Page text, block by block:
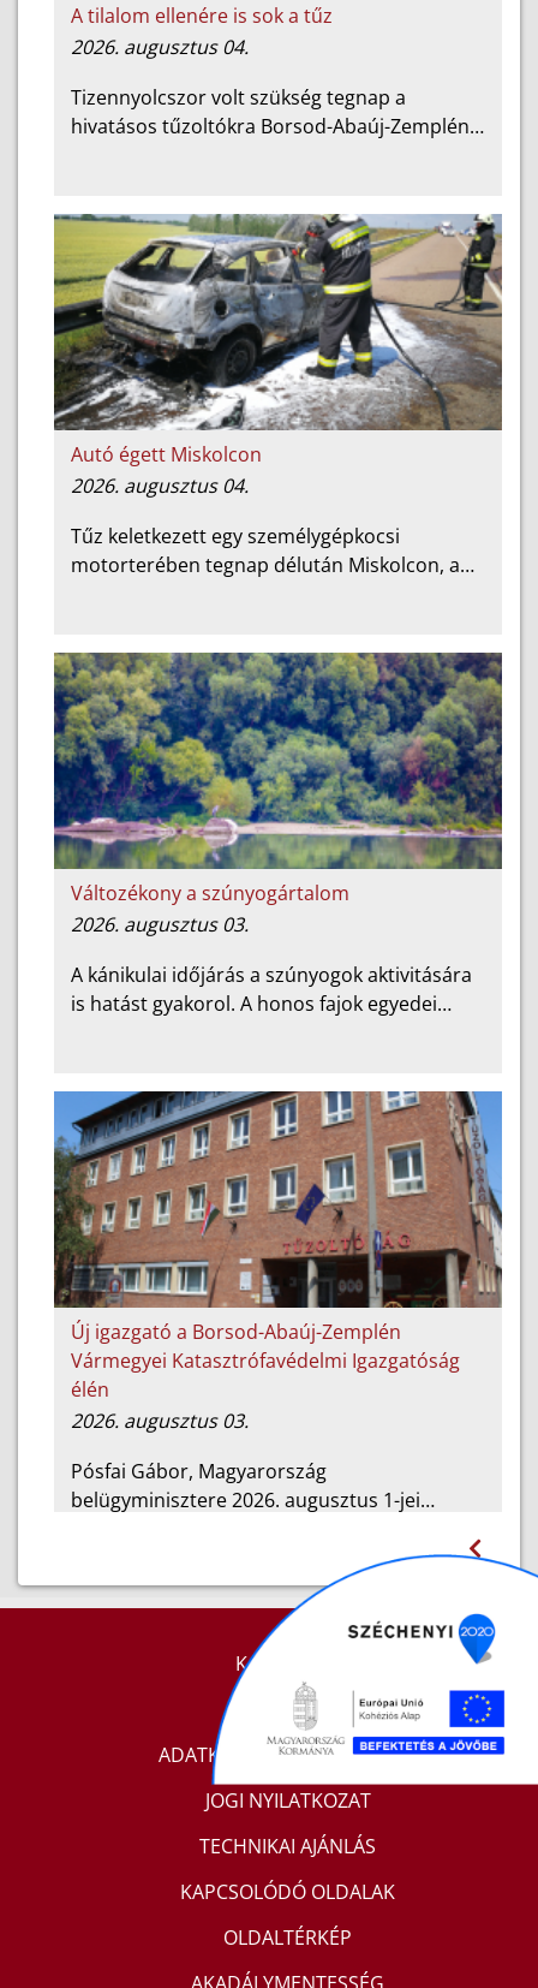
A tilalom ellenére is sok a tűz
2026. augusztus 04.
Tizennyolcszor volt szükség tegnap a
hivatásos tűzoltókra Borsod-Abaúj-Zemplén…
Autó égett Miskolcon
2026. augusztus 04.
Tűz keletkezett egy személygépkocsi
motorterében tegnap délután Miskolcon, a…
Változékony a szúnyogártalom
2026. augusztus 03.
A kánikulai időjárás a szúnyogok aktivitására
is hatást gyakorol. A honos fajok egyedei…
Új igazgató a Borsod-Abaúj-Zemplén
Vármegyei Katasztrófavédelmi Igazgatóság
élén
2026. augusztus 03.
Pósfai Gábor, Magyarország
belügyminisztere 2026. augusztus 1-jei…
KAPCSOLAT
IMPRESSZUM
ADATKEZELÉSI TÁJÉKOZTATÓ
JOGI NYILATKOZAT
TECHNIKAI AJÁNLÁS
KAPCSOLÓDÓ OLDALAK
OLDALTÉRKÉP